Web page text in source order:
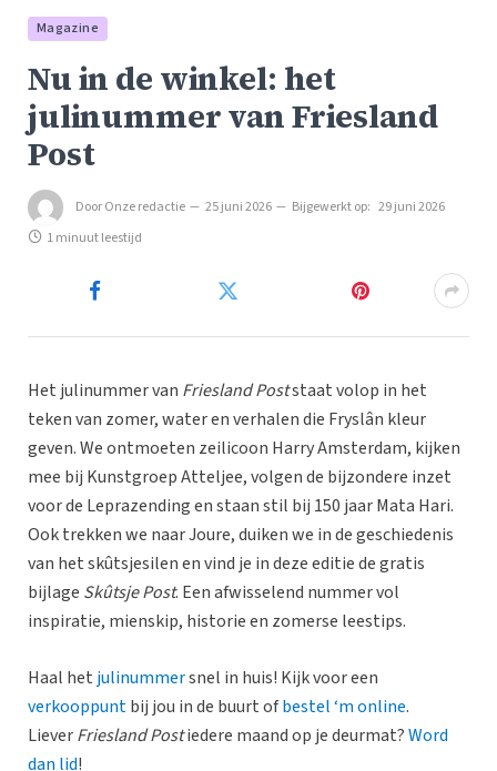
Magazine
Nu in de winkel: het
julinummer van Friesland
Post
DoorOnze redactie 25 juni 2026 Bijgewerkt op: 29 juni 2026
1 minuut leestijd
Het julinummer van Friesland Poststaat volop in het
teken van zomer, water en verhalen die Fryslân kleur
geven. We ontmoeten zeilicoon Harry Amsterdam, kijken
mee bij Kunstgroep Atteljee, volgen de bijzondere inzet
voor de Leprazending en staan stil bij 150 jaar Mata Hari.
Ook trekken we naar Joure, duiken we in de geschiedenis
van het skûtsjesilen en vind je in deze editie de gratis
bijlage Skûtsje Post. Een afwisselend nummer vol
inspiratie, mienskip, historie en zomerse leestips.
Haal het julinummersnel in huis! Kijk voor een
verkooppuntbij jou in de buurt ofbestel ‘m online.
LieverFriesland Postiedere maand op je deurmat?Word
dan lid!